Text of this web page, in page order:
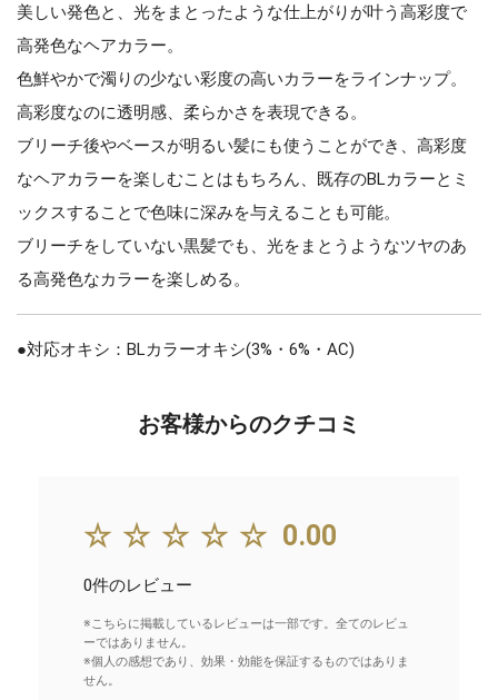
美しい発色と、光をまとったような仕上がりが叶う高彩度で
高発色なヘアカラー。
色鮮やかで濁りの少ない彩度の高いカラーをラインナップ。
高彩度なのに透明感、柔らかさを表現できる。
ブリーチ後やベースが明るい髪にも使うことができ、高彩度
なヘアカラーを楽しむことはもちろん、既存のBLカラーとミ
ックスすることで色味に深みを与えることも可能。
ブリーチをしていない黒髪でも、光をまとうようなツヤのあ
る高発色なカラーを楽しめる。
●対応オキシ：BLカラーオキシ(3%・6%・AC)
お客様からのクチコミ
☆☆☆☆☆ 0.00
0件のレビュー
※こちらに掲載しているレビューは一部です。全てのレビュ
ーではありません。
※個人の感想であり、効果・効能を保証するものではありま
せん。